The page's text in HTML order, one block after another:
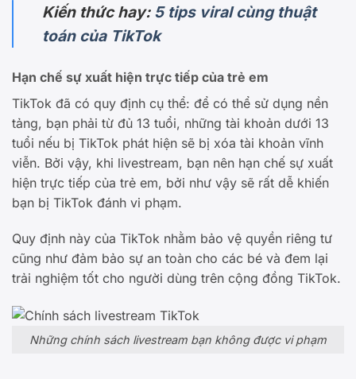
Kiến thức hay: 5 tips viral cùng thuật
toán của TikTok
Hạn chế sự xuất hiện trực tiếp của trẻ em
TikTok đã có quy định cụ thể: để có thể sử dụng nền
tảng, bạn phải từ đủ 13 tuổi, những tài khoản dưới 13
tuổi nếu bị TikTok phát hiện sẽ bị xóa tài khoản vĩnh
viễn. Bởi vậy, khi livestream, bạn nên hạn chế sự xuất
hiện trực tiếp của trẻ em, bởi như vậy sẽ rất dễ khiến
bạn bị TikTok đánh vi phạm.
Quy định này của TikTok nhằm bảo vệ quyền riêng tư
cũng như đảm bảo sự an toàn cho các bé và đem lại
trải nghiệm tốt cho người dùng trên cộng đồng TikTok.
Những chính sách livestream bạn không được vi phạm